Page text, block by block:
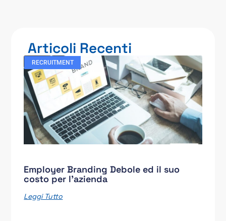
Articoli Recenti
RECRUITMENT
Employer Branding Debole ed il suo
costo per l’azienda
Leggi Tutto